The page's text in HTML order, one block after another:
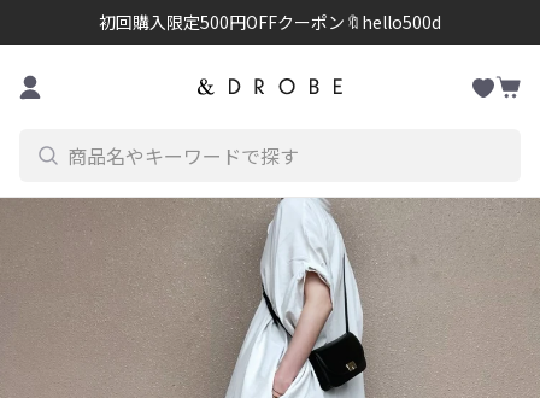
コンテンツに進む
初回購入限定500円OFFクーポン🔖hello500d
に ー